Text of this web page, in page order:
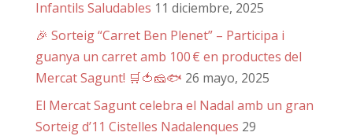
Infantils Saludables 11 diciembre, 2025
🎉 Sorteig “Carret Ben Plenet” – Participa i
guanya un carret amb 100 € en productes del
Mercat Sagunt! 🛒🍅🧀🐟 26 mayo, 2025
El Mercat Sagunt celebra el Nadal amb un gran
Sorteig d’11 Cistelles Nadalenques 29